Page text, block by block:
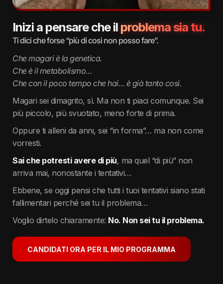
Inizi a pensare che ilproblema sia tu.
Ti dici che forse “più di così non posso fare”.
Che magari è la genetica.
Che è il metabolismo…
Che con il poco tempo che hai… è già tanto così.
Magari sei dimagrito, sì. Ma non ti piaci comunque. Sei
più piccolo, più svuotato, meno forte di prima.
Oppure ti alleni da anni, sei “in forma”… ma non come
vorresti.
Sai che potresti avere di più, ma quel “di più” non
arriva mai, nonostante i tentativi…
Ebbene, se oggi pensi che tutti i tuoi tentativi siano stati
fallimentari perché sei tu il problema…
Voglio dirtelo chiaramente: No. Non sei tu il problema.
CANDIDATI ORA PER IL MIO PROGRAMMA